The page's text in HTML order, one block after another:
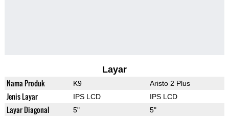
Layar
Nama Produk K9 Aristo 2 Plus
Jenis Layar IPS LCD IPS LCD
Layar Diagonal 5" 5"